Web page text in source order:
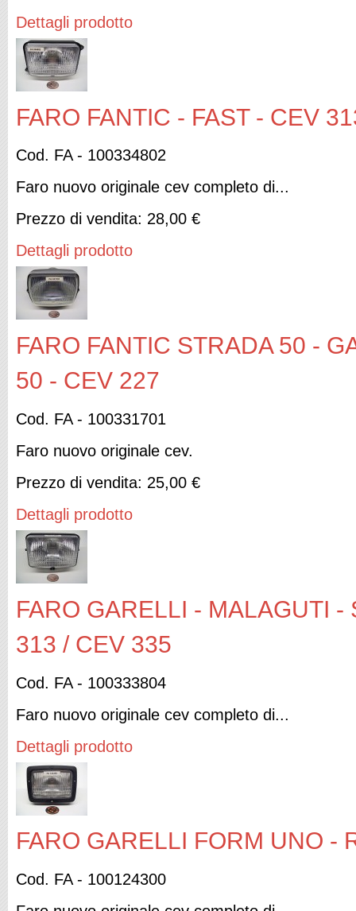
Dettagli prodotto
FARO FANTIC - FAST - CEV
Cod. FA - 100334802
Faro nuovo originale cev completo di...
Prezzo di vendita: 28,00 €
Dettagli prodotto
FARO FANTIC STRADA 50 -
50 - CEV 227
Cod. FA - 100331701
Faro nuovo originale cev.
Prezzo di vendita: 25,00 €
Dettagli prodotto
FARO GARELLI - MALAGUTI -
313 / CEV 335
Cod. FA - 100333804
Faro nuovo originale cev completo di...
Dettagli prodotto
FARO GARELLI FORM UNO -
Cod. FA - 100124300